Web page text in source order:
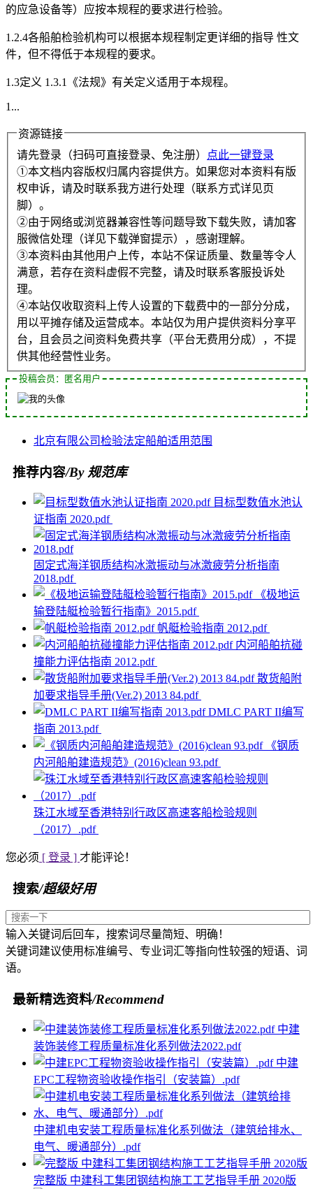
的应急设备等）应按本规程的要求进行检验。
1.2.4各船舶检验机构可以根据本规程制定更详细的指导 性文
件，但不得低于本规程的要求。
1.3定义 1.3.1《法规》有关定义适用于本规程。
1...
资源链接
请先登录（扫码可直接登录、免注册）
点此一键登录
①本文档内容版权归属内容提供方。如果您对本资料有版
权申诉，请及时联系我方进行处理（联系方式详见页
脚）。
②由于网络或浏览器兼容性等问题导致下载失败，请加客
服微信处理（详见下载弹窗提示），感谢理解。
③本资料由其他用户上传，本站不保证质量、数量等令人
满意，若存在资料虚假不完整，请及时联系客服投诉处
理。
④本站仅收取资料上传人设置的下载费中的一部分分成，
用以平摊存储及运营成本。本站仅为用户提供资料分享平
台，且会员之间资料免费共享（平台无费用分成），不提
供其他经营性业务。
投稿会员：匿名用户
北京有限公司检验法定船舶适用范围
推荐内容/By 规范库
目标型数值水池认
证指南 2020.pdf
固定式海洋钢质结构冰激振动与冰激疲劳分析指南
2018.pdf
《极地运
输登陆艇检验暂行指南》2015.pdf
帆艇检验指南 2012.pdf
内河船舶抗碰
撞能力评估指南 2012.pdf
散货船附
加要求指导手册(Ver.2) 2013 84.pdf
DMLC PART II编写
指南 2013.pdf
《钢质
内河船舶建造规范》(2016)clean 93.pdf
珠江水域至香港特别行政区高速客船检验规则
（2017）.pdf
您必须 [ 登录 ] 才能评论！
搜索/超级好用
输入关键词后回车，搜索词尽量简短、明确！
关键词建议使用标准编号、专业词汇等指向性较强的短语、词
语。
最新精选资料/Recommend
中建
装饰装修工程质量标准化系列做法2022.pdf
中建
EPC工程物资验收操作指引（安装篇）.pdf
中建机电安装工程质量标准化系列做法（建筑给排水、
电气、暖通部分）.pdf
完整版 中建科工集团钢结构施工工艺指导手册 2020版